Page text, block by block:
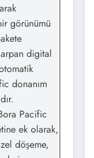
görünümü
digital
donanım
Pacific
ek olarak,
döşeme,